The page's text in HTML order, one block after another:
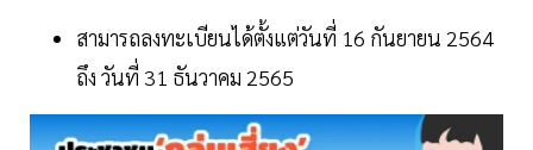
สามารถลงทะเบียนได้ตั้งแต่วันที่ 16 กันยายน 2564
ถึง วันที่ 31 ธันวาคม 2565